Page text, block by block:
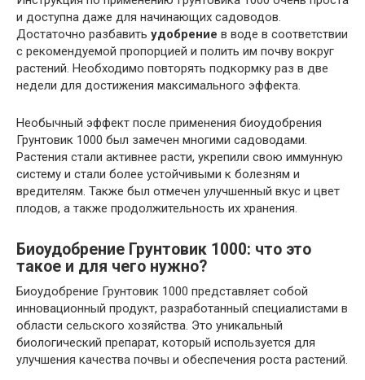
и доступна даже для начинающих садоводов.
Достаточно разбавить удобрение в воде в соответствии
с рекомендуемой пропорцией и полить им почву вокруг
растений. Необходимо повторять подкормку раз в две
недели для достижения максимального эффекта.
Необычный эффект после применения биоудобрения
Грунтовик 1000 был замечен многими садоводами.
Растения стали активнее расти, укрепили свою иммунную
систему и стали более устойчивыми к болезням и
вредителям. Также был отмечен улучшенный вкус и цвет
плодов, а также продолжительность их хранения.
Биоудобрение Грунтовик 1000: что это
такое и для чего нужно?
Биоудобрение Грунтовик 1000 представляет собой
инновационный продукт, разработанный специалистами в
области сельского хозяйства. Это уникальный
биологический препарат, который используется для
улучшения качества почвы и обеспечения роста растений.